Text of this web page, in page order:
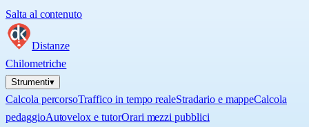
Salta al contenuto
Distanze
Chilometriche
Strumenti▾
Calcola percorsoTraffico in tempo realeStradario e mappeCalcola
pedaggioAutovelox e tutorOrari mezzi pubblici